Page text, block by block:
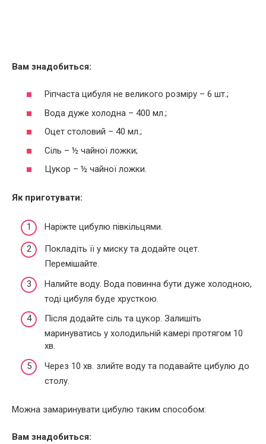
Вам знадобиться:
Ріпчаста цибуля не великого розміру – 6 шт.;
Вода дуже холодна – 400 мл.;
Оцет столовий – 40 мл.;
Сіль – ½ чайної ложки;
Цукор – ½ чайної ложки.
Як приготувати:
Наріжте цибулю півкільцями.
Покладіть її у миску та додайте оцет.
Перемішайте.
Налийте воду. Вода повинна бути дуже холодною,
тоді цибуля буде хрусткою.
Після додайте сіль та цукор. Залишіть
маринуватись у холодильній камері протягом 10
хв.
Через 10 хв. злийте воду та подавайте цибулю до
столу.
Можна замаринувати цибулю таким способом:
Вам знадобиться: